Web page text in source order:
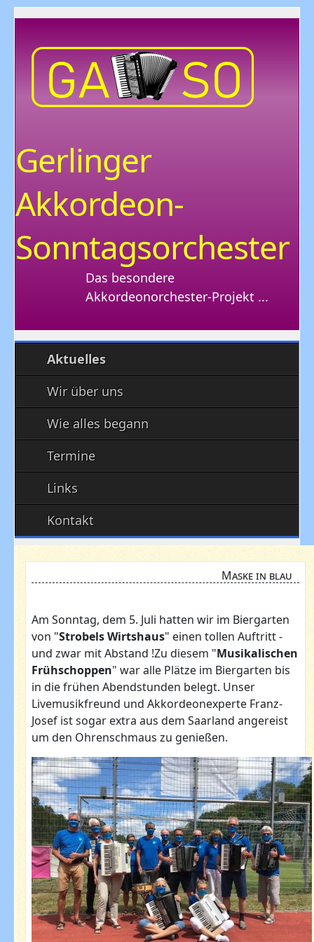
Gerlinger
Akkordeon-
Sonntagsorchester
Das besondere
Akkordeonorchester-Projekt ...
Aktuelles
Wir über uns
Wie alles begann
Termine
Links
Kontakt
Maske in blau
Am Sonntag, dem 5. Juli hatten wir im Biergarten
von "Strobels Wirtshaus" einen tollen Auftritt -
und zwar mit Abstand !Zu diesem "Musikalischen
Frühschoppen" war alle Plätze im Biergarten bis
in die frühen Abendstunden belegt. Unser
Livemusikfreund und Akkordeonexperte Franz-
Josef ist sogar extra aus dem Saarland angereist
um den Ohrenschmaus zu genießen.